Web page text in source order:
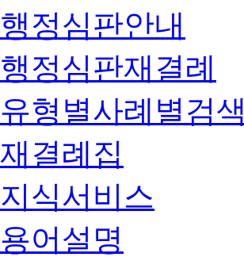
행정심판안내
행정심판재결례
유형별사례별검색
재결례집
지식서비스
용어설명